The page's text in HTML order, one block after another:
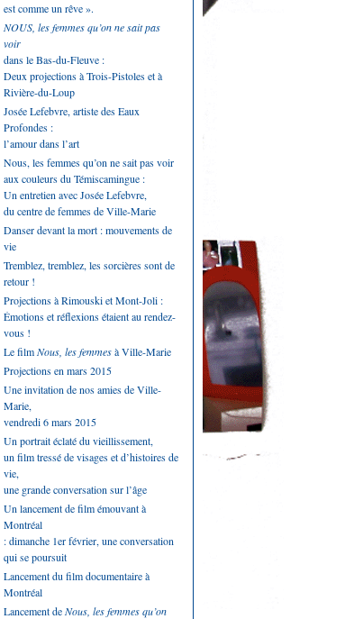
est comme un rêve ».
NOUS, les femmes qu’on ne sait pas
voir
dans le Bas-du-Fleuve :
Deux projections à Trois-Pistoles et à
Rivière-du-Loup
Josée Lefebvre, artiste des Eaux
Profondes :
l’amour dans l’art
Nous, les femmes qu’on ne sait pas voir
aux couleurs du Témiscamingue :
Un entretien avec Josée Lefebvre,
du centre de femmes de Ville-Marie
Danser devant la mort : mouvements de
vie
Tremblez, tremblez, les sorcières sont de
retour !
Projections à Rimouski et Mont-Joli :
Émotions et réflexions étaient au rendez-
vous !
Le filmNous, les femmesà Ville-Marie
Projections en mars 2015
Une invitation de nos amies de Ville-
Marie,
vendredi 6 mars 2015
Un portrait éclaté du vieillissement,
un film tressé de visages et d’histoires de
vie,
une grande conversation sur l’âge
Un lancement de film émouvant à
Montréal
: dimanche 1er février, une conversation
qui se poursuit
Lancement du film documentaire à
Montréal
Lancement deNous, les femmes qu’on